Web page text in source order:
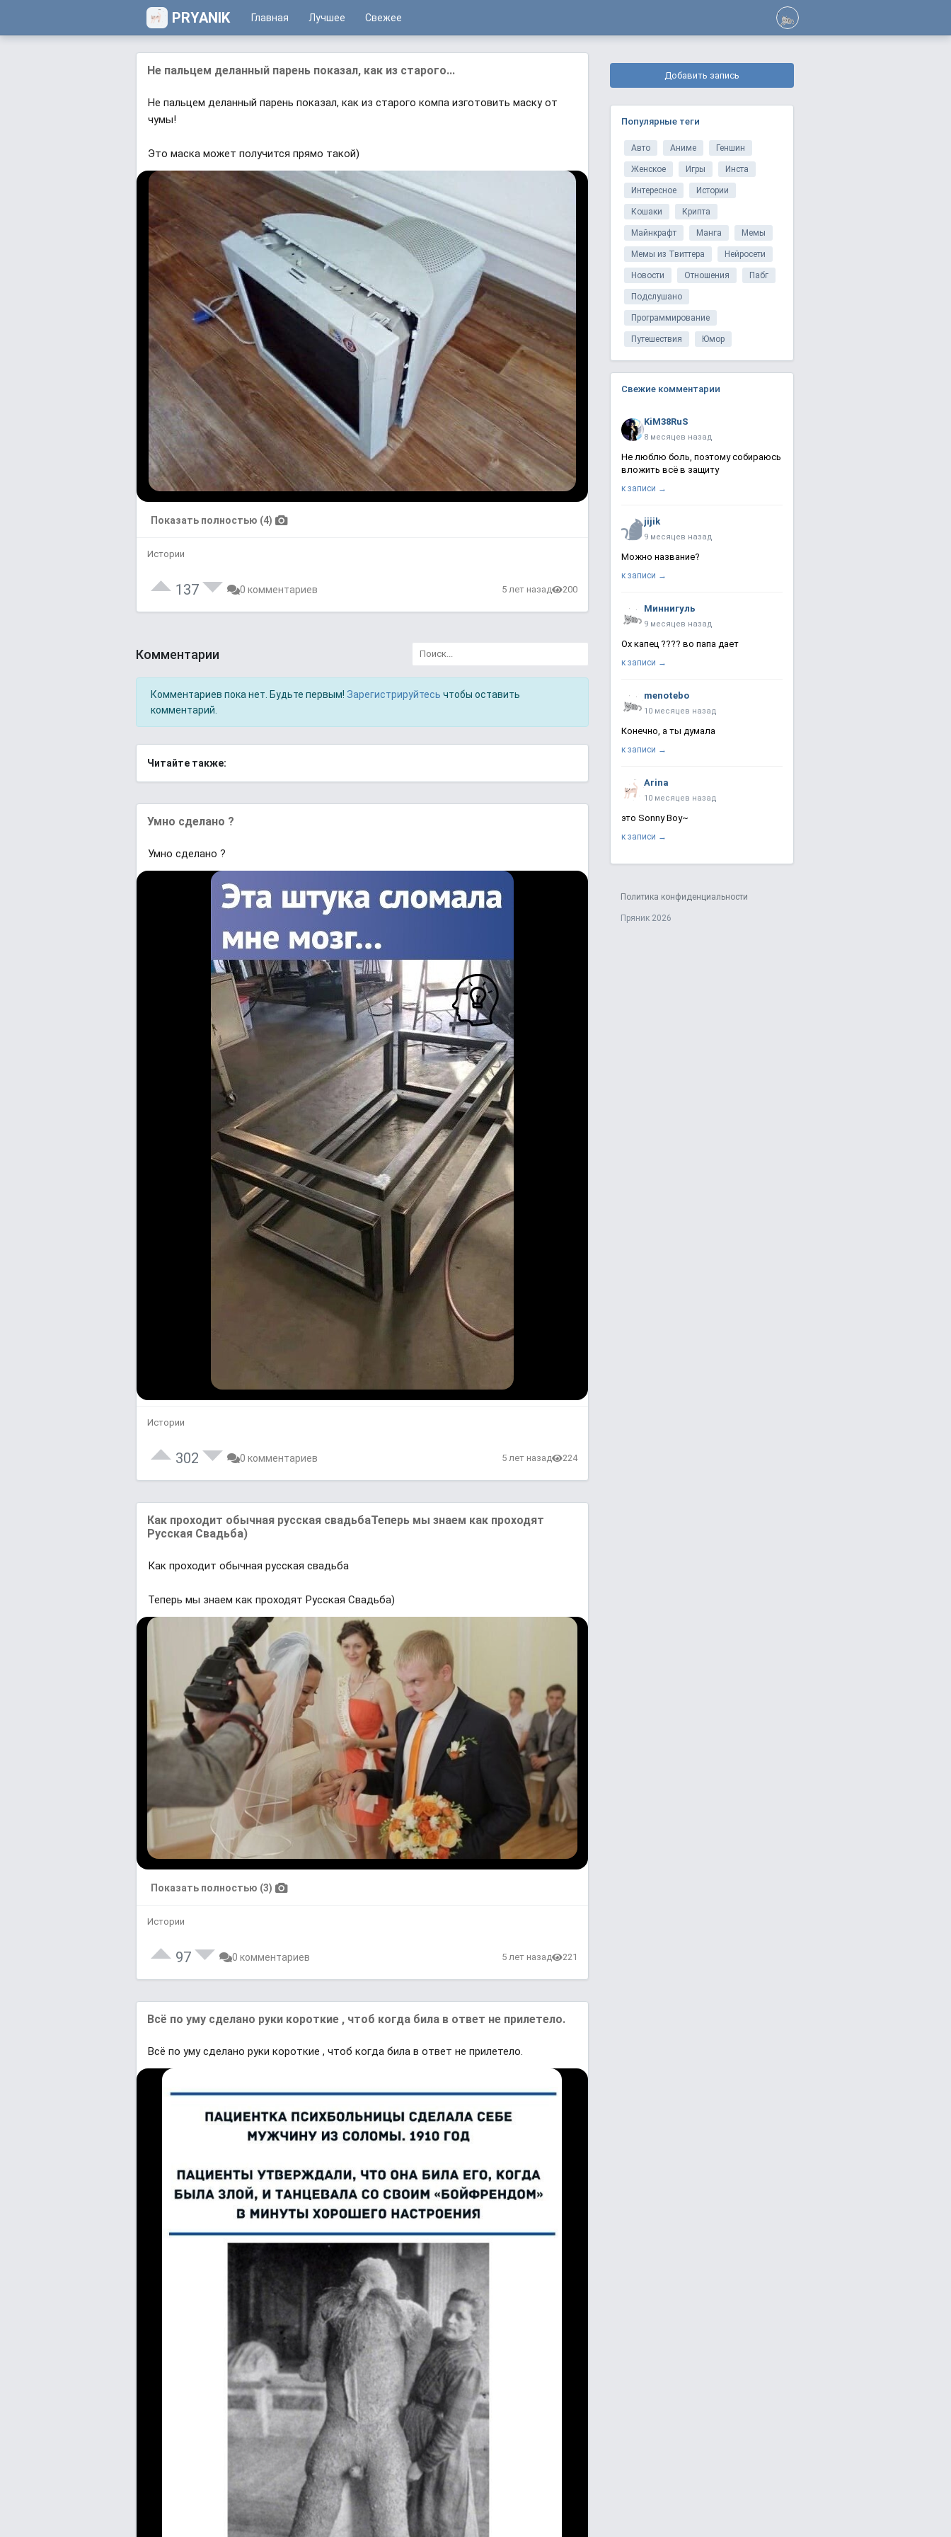
PRYANIK Главная Лучшее Свежее
Не пальцем деланный парень показал, как из старого...
Не пальцем деланный парень показал, как из старого компа изготовить маску от
чумы!
Это маска может получится прямо такой)
Показать полностью (4)
Истории
137 0 комментариев 5 лет назад 200
Комментарии
Комментариев пока нет. Будьте первым! Зарегистрируйтесь чтобы оставить
комментарий.
Читайте также:
Умно сделано ?
Умно сделано ?
Истории
302 0 комментариев 5 лет назад 224
Как проходит обычная русская свадьбаТеперь мы знаем как проходят
Русская Свадьба)
Как проходит обычная русская свадьба
Теперь мы знаем как проходят Русская Свадьба)
Показать полностью (3)
Истории
97 0 комментариев 5 лет назад 221
Всё по уму сделано руки короткие , чтоб когда била в ответ не прилетело.
Всё по уму сделано руки короткие , чтоб когда била в ответ не прилетело.
Добавить запись
Популярные теги
Авто Аниме Геншин
Женское Игры Инста
Интересное Истории
Кошаки Крипта
Майнкрафт Манга Мемы
Мемы из Твиттера Нейросети
Новости Отношения Пабг
Подслушано
Программирование
Путешествия Юмор
Свежие комментарии
KiM38RuS
8 месяцев назад
Не люблю боль, поэтому собираюсь
вложить всё в защиту
к записи →
jijik
9 месяцев назад
Можно название?
к записи →
Миннигуль
9 месяцев назад
Ох капец ???? во папа дает
к записи →
menotebo
10 месяцев назад
Конечно, а ты думала
к записи →
Arina
10 месяцев назад
это Sonny Boy~
к записи →
Политика конфиденциальности
Пряник 2026